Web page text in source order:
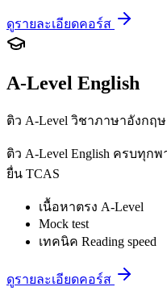
ดูรายละเอียดคอร์ส
A-Level English
ติว A-Level วิชาภาษาอังกฤษ
ติว A-Level English ครบทุกพ
ยื่น TCAS
เนื้อหาตรง A-Level
Mock test
เทคนิค Reading speed
ดูรายละเอียดคอร์ส